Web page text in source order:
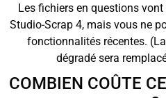
Les fichiers en questions vont
Studio-Scrap 4, mais vous ne
fonctionnalités récentes.
dégradé sera
COMBIEN COÛTE